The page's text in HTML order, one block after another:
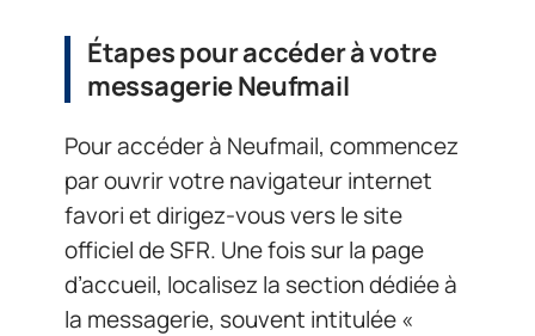
Étapes pour accéder à votre
messagerie Neufmail
Pour accéder à Neufmail, commencez
par ouvrir votre navigateur internet
favori et dirigez-vous vers le site
officiel de SFR. Une fois sur la page
d’accueil, localisez la section dédiée à
la messagerie, souvent intitulée «